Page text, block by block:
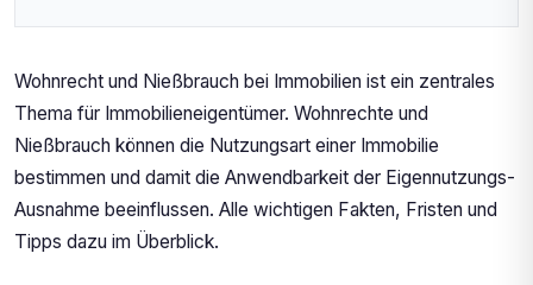
Unterschiede
Wichtige Hinweise zum Abschluss
Checkliste vor dem Immobilienverkauf
Wohnrecht und Nießbrauch bei Immobilien ist ein zentrales
Thema für Immobilieneigentümer. Wohnrechte und
Nießbrauch können die Nutzungsart einer Immobilie
bestimmen und damit die Anwendbarkeit der Eigennutzungs-
Ausnahme beeinflussen. Alle wichtigen Fakten, Fristen und
Tipps dazu im Überblick.